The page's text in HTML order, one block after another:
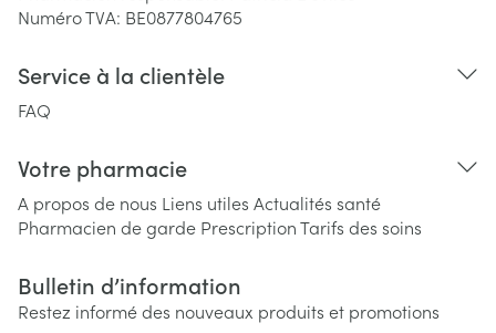
Numéro TVA: BE0877804765
Service à la clientèle
FAQ
Votre pharmacie
A propos de nous Liens utiles Actualités santé
Pharmacien de garde PrescriptionTarifs des soins
Bulletin d’information
Restez informé des nouveaux produits et promotions